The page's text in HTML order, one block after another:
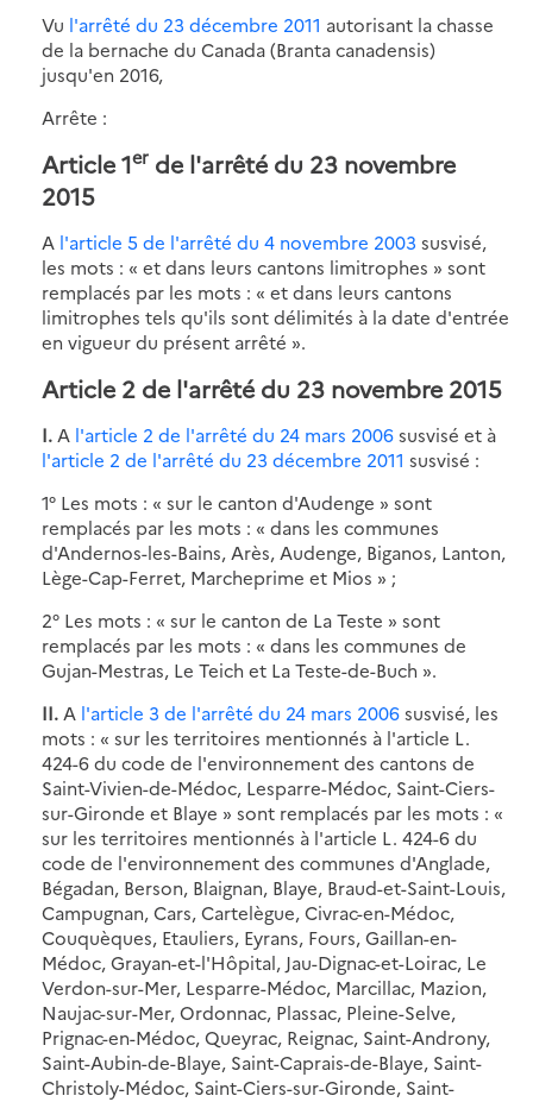
Vu l'arrêté du 23 décembre 2011 autorisant la chasse
de la bernache du Canada (Branta canadensis)
jusqu'en 2016,
Arrête :
Article 1er de l'arrêté du 23 novembre
2015
A l'article 5 de l'arrêté du 4 novembre 2003 susvisé,
les mots : « et dans leurs cantons limitrophes » sont
remplacés par les mots : « et dans leurs cantons
limitrophes tels qu'ils sont délimités à la date d'entrée
en vigueur du présent arrêté ».
Article 2 de l'arrêté du 23 novembre 2015
I. A l'article 2 de l'arrêté du 24 mars 2006susvisé et à
l'article 2 de l'arrêté du 23 décembre 2011 susvisé :
1° Les mots : « sur le canton d'Audenge » sont
remplacés par les mots : « dans les communes
d'Andernos-les-Bains, Arès, Audenge, Biganos, Lanton,
Lège-Cap-Ferret, Marcheprime et Mios » ;
2° Les mots : « sur le canton de La Teste » sont
remplacés par les mots : « dans les communes de
Gujan-Mestras, Le Teich et La Teste-de-Buch ».
II. A l'article 3 de l'arrêté du 24 mars 2006susvisé, les
mots : « sur les territoires mentionnés à l'article L.
424-6 du code de l'environnement des cantons de
Saint-Vivien-de-Médoc, Lesparre-Médoc, Saint-Ciers-
sur-Gironde et Blaye » sont remplacés par les mots : «
sur les territoires mentionnés à l'article L. 424-6 du
code de l'environnement des communes d'Anglade,
Bégadan, Berson, Blaignan, Blaye, Braud-et-Saint-Louis,
Campugnan, Cars, Cartelègue, Civrac-en-Médoc,
Couquèques, Etauliers, Eyrans, Fours, Gaillan-en-
Médoc, Grayan-et-l'Hôpital, Jau-Dignac-et-Loirac, Le
Verdon-sur-Mer, Lesparre-Médoc, Marcillac, Mazion,
Naujac-sur-Mer, Ordonnac, Plassac, Pleine-Selve,
Prignac-en-Médoc, Queyrac, Reignac, Saint-Androny,
Saint-Aubin-de-Blaye, Saint-Caprais-de-Blaye, Saint-
Christoly-Médoc, Saint-Ciers-sur-Gironde, Saint-